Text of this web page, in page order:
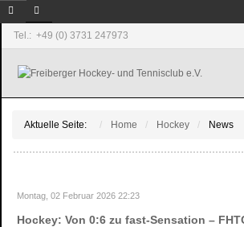
Tel.: +49 (0) 3731 247973
Aktuelle Seite: Home Hockey News
Montag, 02 Februar 2026 22:23
Hockey: Von 0:6 zu fast-Sensation –